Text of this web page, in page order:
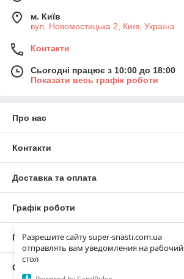
Разрешите сайту super-snasti.com.ua
отправлять вам уведомления на рабочий
стол
м. Київ
вул. Новомостицька 2, Київ, Україна
Контакти
Сьогодні працює з 10:00 до 18:00
Показати весь графік роботи
Про нас
Контакти
Доставка та оплата
Графік роботи
Повна версія сайту
Сайт створено на маркетплейсі